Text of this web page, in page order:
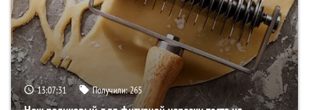
13:07:30 Получили:265